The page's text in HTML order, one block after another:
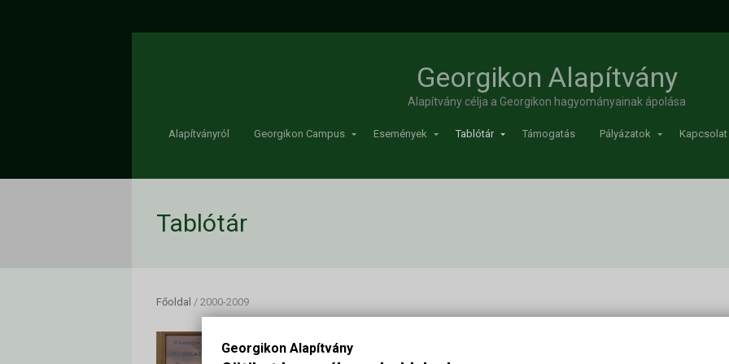
Georgikon Alapítvány
Georgikon Alapítvány
Alapítvány célja a Georgikon hagyományainak ápolása
Alapítványról Georgikon Campus Események Tablótár Támogatás Pályázatok Kapcsolat
Tablótár
Főoldal / 2000-2009